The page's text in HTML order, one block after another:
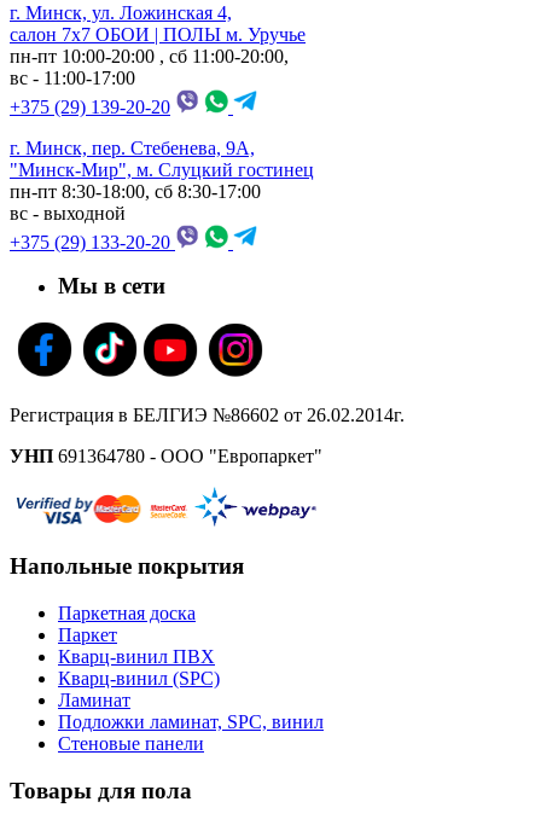
г. Минск, ул. Ложинская 4,
салон 7х7 ОБОИ | ПОЛЫ м. Уручье
пн-пт 10:00-20:00 , сб 11:00-20:00,
вс - 11:00-17:00
+375 (29) 139-20-20
г. Минск, пер. Стебенева, 9А,
"Минск-Мир", м. Слуцкий гостинец
пн-пт 8:30-18:00, сб 8:30-17:00
вс - выходной
+375 (29) 133-20-20
Мы в сети
Регистрация в БЕЛГИЭ №86602 от 26.02.2014г.
УНП 691364780 - ООО "Европаркет"
Напольные покрытия
Паркетная доска
Паркет
Кварц-винил ПВХ
Кварц-винил (SPC)
Ламинат
Подложки ламинат, SPC, винил
Стеновые панели
Товары для пола